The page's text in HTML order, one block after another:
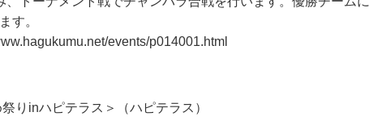
す。
events/p014001.html
りinハピテラス＞（ハピテラス）